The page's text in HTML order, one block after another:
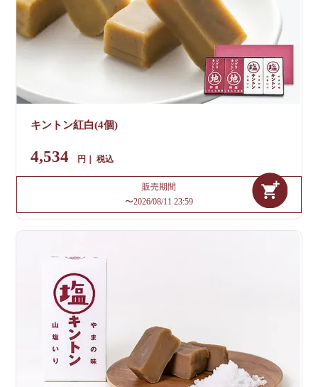
キントン紅白(4個)
4,534 税込
販売期間
〜2026/08/11 23:59